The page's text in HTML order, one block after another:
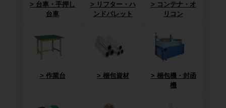
台車・手押し
台車
リフター・ハ
ンドパレット
コンテナ・オ
リコン
作業台 梱包資材
梱包機・封函
機